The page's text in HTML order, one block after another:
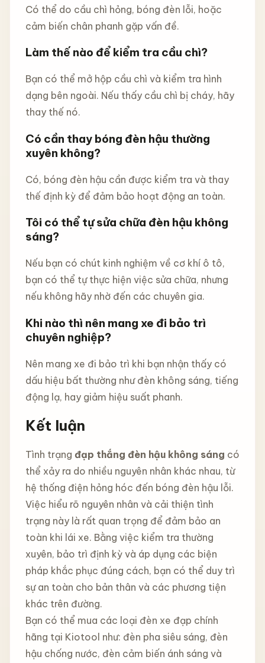
Có thể do cầu chì hỏng, bóng đèn lỗi, hoặc
cảm biến chân phanh gặp vấn đề.
Làm thế nào để kiểm tra cầu chì?
Bạn có thể mở hộp cầu chì và kiểm tra hình
dạng bên ngoài. Nếu thấy cầu chì bị cháy, hãy
thay thế nó.
Có cần thay bóng đèn hậu thường
xuyên không?
Có, bóng đèn hậu cần được kiểm tra và thay
thế định kỳ để đảm bảo hoạt động an toàn.
Tôi có thể tự sửa chữa đèn hậu không
sáng?
Nếu bạn có chút kinh nghiệm về cơ khí ô tô,
bạn có thể tự thực hiện việc sửa chữa, nhưng
nếu không hãy nhờ đến các chuyên gia.
Khi nào thì nên mang xe đi bảo trì
chuyên nghiệp?
Nên mang xe đi bảo trì khi bạn nhận thấy có
dấu hiệu bất thường như đèn không sáng, tiếng
động lạ, hay giảm hiệu suất phanh.
Kết luận
Tình trạng đạp thắng đèn hậu không sáng có
thể xảy ra do nhiều nguyên nhân khác nhau, từ
hệ thống điện hỏng hóc đến bóng đèn hậu lỗi.
Việc hiểu rõ nguyên nhân và cải thiện tình
trạng này là rất quan trọng để đảm bảo an
toàn khi lái xe. Bằng việc kiểm tra thường
xuyên, bảo trì định kỳ và áp dụng các biện
pháp khắc phục đúng cách, bạn có thể duy trì
sự an toàn cho bản thân và các phương tiện
khác trên đường.
Bạn có thể mua các loại đèn xe đạp chính
hãng tại Kiotool như: đèn pha siêu sáng, đèn
hậu chống nước, đèn cảm biến ánh sáng và